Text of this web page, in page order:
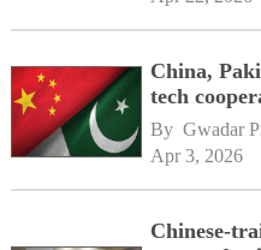
China,
tech
By Gwadar
Apr 3, 2026
Chinese-